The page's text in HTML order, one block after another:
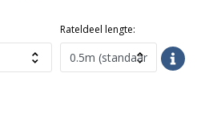
Rateldeel lengte: